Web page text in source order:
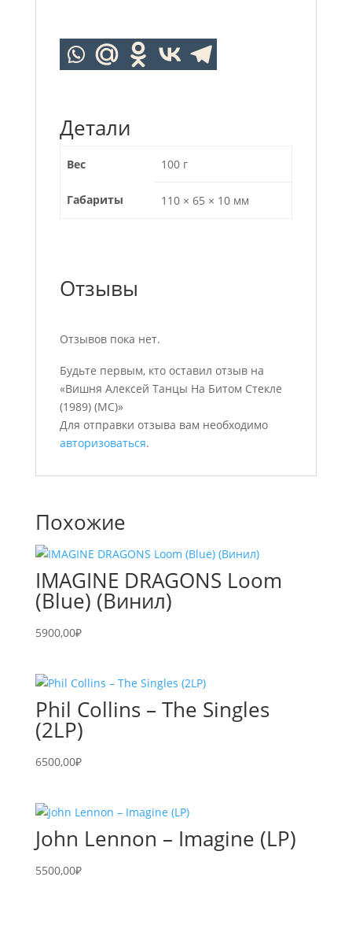
Детали
Вес 100 г
Габариты 110 × 65 × 10 мм
Отзывы
Отзывов пока нет.
Будьте первым, кто оставил отзыв на
«Вишня Алексей Танцы На Битом Стекле
(1989) (MC)»
Для отправки отзыва вам необходимо
авторизоваться.
Похожие
IMAGINE DRAGONS Loom
(Blue) (Винил)
5900,00₽
Phil Collins – The Singles
(2LP)
6500,00₽
John Lennon – Imagine (LP)
5500,00₽